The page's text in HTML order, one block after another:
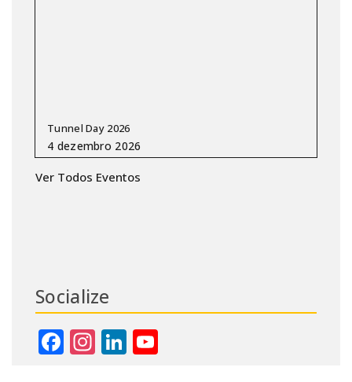
Tunnel Day 2026
Ver Todos Eventos
Socialize
Facebook
Instagram
LinkedIn